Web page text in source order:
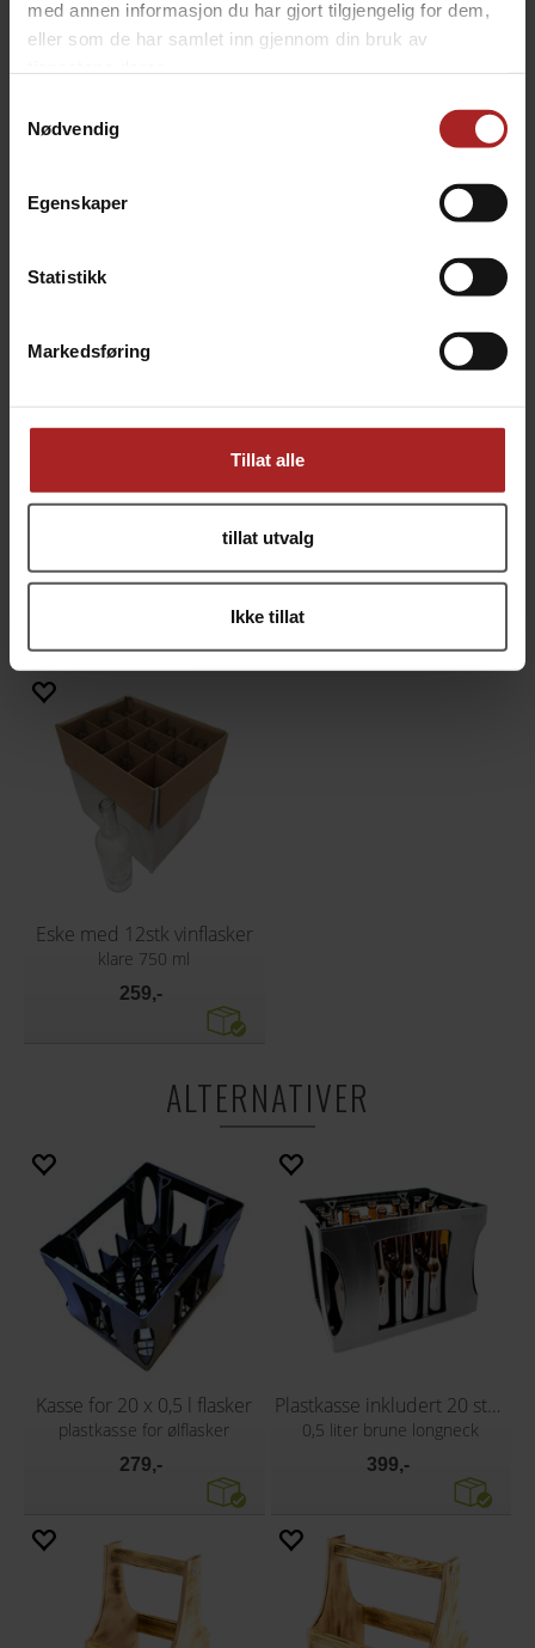
med annen informasjon du har gjort tilgjengelig for dem,
eller som de har samlet inn gjennom din bruk av
Nødvendig
Egenskaper
Statistikk
Markedsføring
Tillat alle
tillat utvalg
Ikke tillat
Inkludert kork, label og hette
Eske med 12 stk 0,75 Champagneflasker
Brune champagneflaske
Klare standard champagneflasker grønne 750 ml
Eske med 12stk vinflasker
klare 750 ml
259,-
ALTERNATIVER
Kasse for 20 x 0,5 l flasker
plastkasse for ølflasker
279,-
Plastkasse inkludert 20 stk flasker
0,5 liter brune longneck
399,-